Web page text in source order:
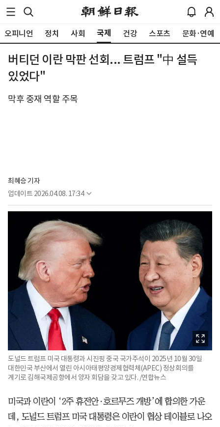
오피니언 정치 사회 국제 건강 스포츠 문화·연예
버티던 이란 막판 선회... 트럼프 "中 설득
있었다"
막후 중재 역할 주목
최혜승 기자
업데이트 2026.04.08. 17:34
도널드 트럼프 미국 대통령과 시진핑 중국 국가주석이 2025년 10월 30일
대한민국 부산에서 열린 아시아태평양경제협력체(APEC) 정상회의를
계기로 김해국제공항에서 양자 회담을 갖고 있다. /연합뉴스
미국과 이란이 ‘2주 휴전안·호르무즈 개방’에 합의한 가운
데, 도널드 트럼프 미국 대통령은 이란이 협상 테이블로 나오